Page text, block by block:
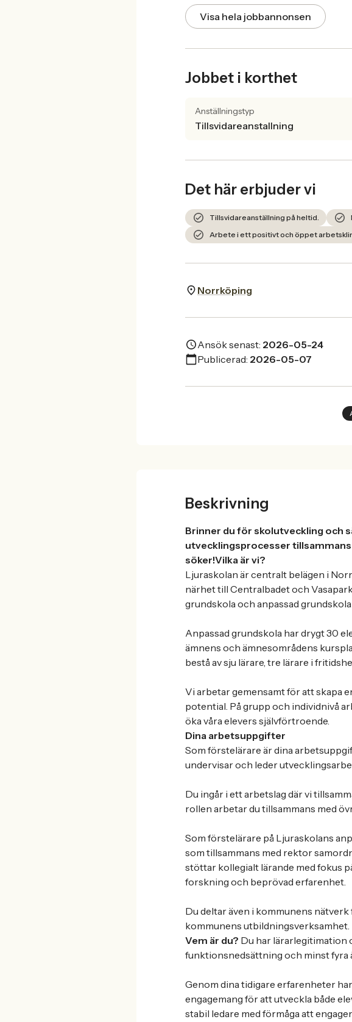
Visa hela jobbannonsen
Jobbet i korthet
Anställningstyp
Tillsvidareanstallning
Det här erbjuder vi
Tillsvidareanställning på heltid.
Arbete i ett positivt och öppet
Norrköping
Ansök senast: 2026-05-24
Publicerad: 2026-05-07
Beskrivning
Brinner du för skolutveckling och
utvecklingsprocesser tillsammans
söker!Vilka är vi?
Ljuraskolan är centralt belägen i
närhet till Centralbadet och
grundskola och anpassad
Anpassad grundskola har drygt 30
ämnens och ämnesområdens
bestå av sju lärare, tre lärare i
Vi arbetar gemensamt för att skapa
potential. På grupp och individnivå
öka våra elevers självförtroende.
Dina arbetsuppgifter
Som förstelärare är dina
undervisar och leder
Du ingår i ett arbetslag där vi
rollen arbetar du tillsammans med
Som förstelärare på Ljuraskolans
som tillsammans med rektor
stöttar kollegialt lärande med fokus
forskning och beprövad erfarenhet.
Du deltar även i kommunens
kommunens utbildningsverksamhet.
Vem är du? Du har lärarlegitimation
funktionsnedsättning och minst fyra
Genom dina tidigare erfarenheter
engagemang för att utveckla både
stabil ledare med förmåga att